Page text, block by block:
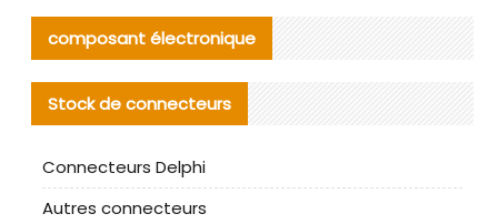
composant électronique
Stock de connecteurs
Connecteurs Delphi
Autres connecteurs